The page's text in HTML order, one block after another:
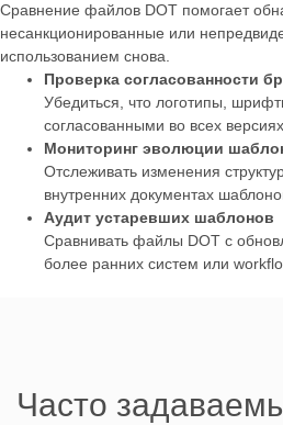
Сравнение файлов DOT помогает
несанкционированные или
использованием снова.
Проверка согласованности
Убедиться, что логотипы,
согласованными во всех
Мониторинг эволюции
Отслеживать изменения
внутренних документах
Аудит устаревших шаблонов
Сравнивать файлы DOT с
более ранних систем или
Часто